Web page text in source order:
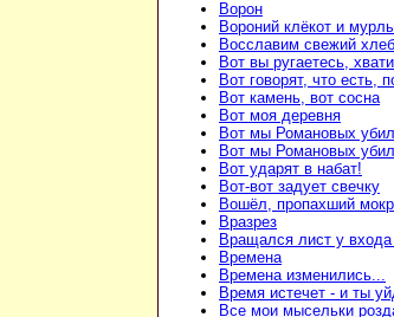
Ворон
Вороний клёкот и
Восславим свежий
Вот вы ругаетесь,
Вот говорят, что есть,
Вот камень, вот сосна
Вот моя деревня
Вот мы Романовых
Вот мы Романовых
Вот ударят в набат!
Вот-вот задует свечку
Вошёл, пропахший
Вразрез
Вращался лист у
Времена
Времена изменились...
Время истечет - и ты
Все мои мысельки